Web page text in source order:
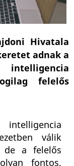
Hivatala
adnak a
felelős
válik
de a felelős
fontos,